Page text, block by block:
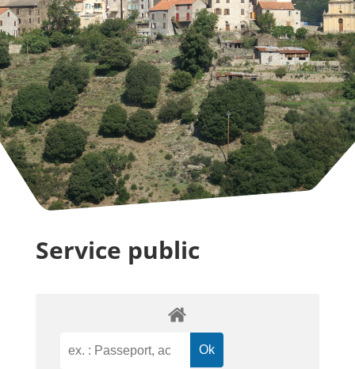
Service public